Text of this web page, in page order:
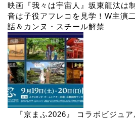
映画『我々は宇宙人』坂東龍汰は
音は子役アフレコを見学！W主演
話＆カンヌ・スチール解禁
『京まふ2026』 コラボビジュア